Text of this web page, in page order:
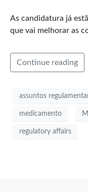
As candidatura já
que vai melhorar as
Continue reading
assuntos
medicamento
regulatory affairs